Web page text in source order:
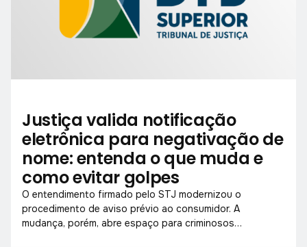
Justiça valida notificação
eletrônica para negativação de
nome: entenda o que muda e
como evitar golpes
O entendimento firmado pelo STJ modernizou o
procedimento de aviso prévio ao consumidor. A
mudança, porém, abre espaço para criminosos